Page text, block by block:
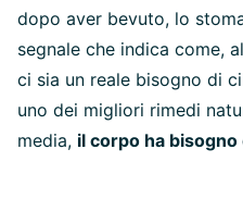
dopo aver bevuto, lo
segnale che indica come,
ci sia un reale bisogno di
uno dei migliori rimedi
media, il corpo ha